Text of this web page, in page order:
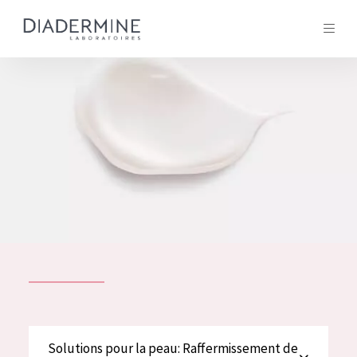
SOLUTIONS POUR LA PEAU
TOUS LES PRODUIT
Composition
Solutions pour la peau: Raffermissement de